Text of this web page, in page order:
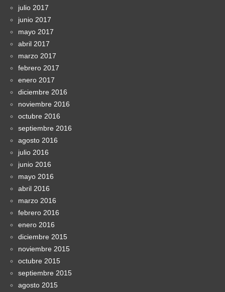
julio 2017
junio 2017
mayo 2017
abril 2017
marzo 2017
febrero 2017
enero 2017
diciembre 2016
noviembre 2016
octubre 2016
septiembre 2016
agosto 2016
julio 2016
junio 2016
mayo 2016
abril 2016
marzo 2016
febrero 2016
enero 2016
diciembre 2015
noviembre 2015
octubre 2015
septiembre 2015
agosto 2015